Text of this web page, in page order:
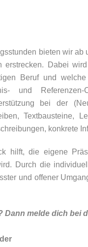
bieten wir ab
Dabei
Beruf und
und
bei der
Textbausteine,
konkrete
hilft, die eigene
Durch die
und offener
melde dich bei